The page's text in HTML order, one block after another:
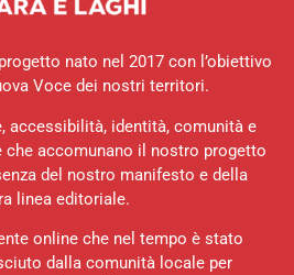
nato nel 2017 con l’obiettivo
Voce dei nostri territori.
accessibilità, identità, comunità e
accomunano il nostro progetto
del nostro manifesto e della
linea editoriale.
online che nel tempo è stato
dalla comunità locale per